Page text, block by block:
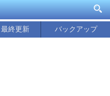
最終更新 バックアップ